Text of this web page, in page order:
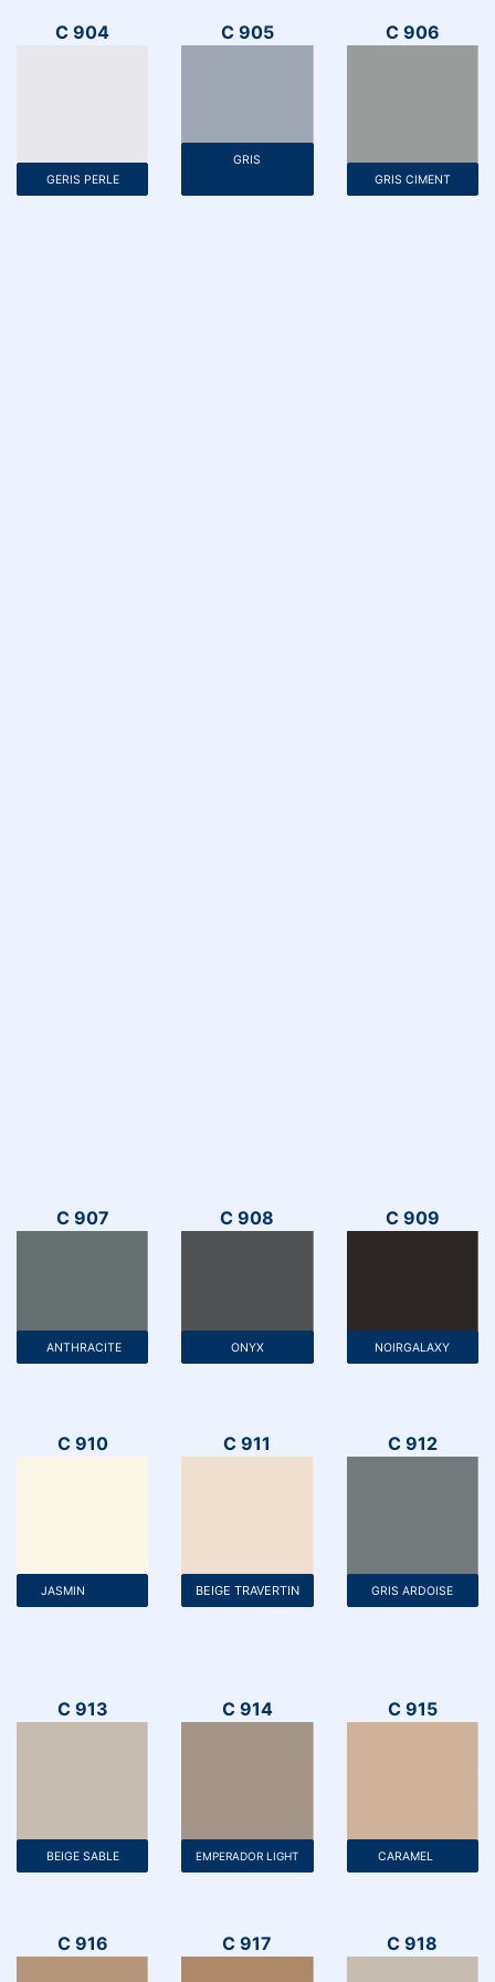
C 904
GERIS PERLE
C 905
GRIS
C 906
GRIS CIMENT​
C 907
ANTHRACITE
C 908
ONYX
C 909
NOIRGALAXY
C 910
JASMIN
C 911
BEIGE TRAVERTIN
C 912
GRIS ARDOISE
C 913
BEIGE SABLE​
C 914
EMPERADOR LIGHT
C 915
CARAMEL
C 916 C 917 C 918